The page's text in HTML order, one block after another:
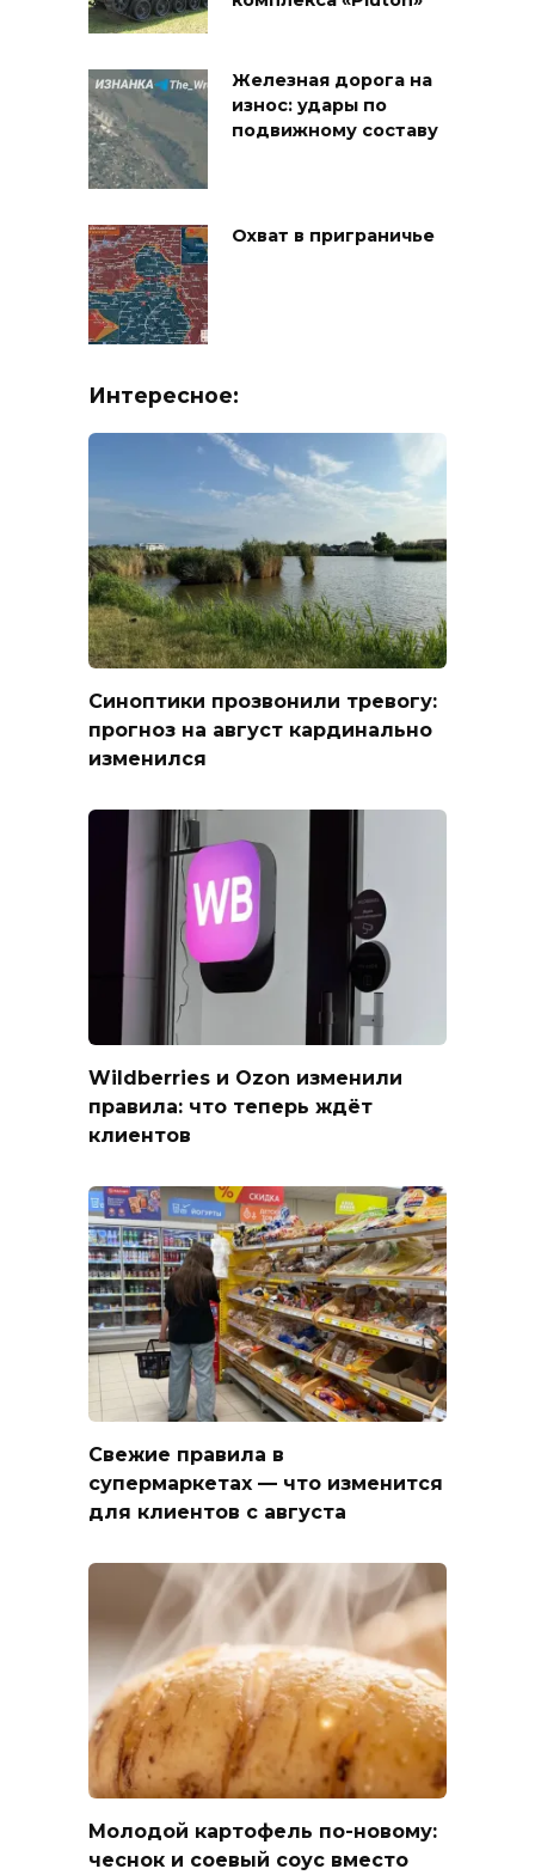
Железная дорога на
износ: удары по
подвижному составу
Охват в приграничье
Интересное:
Синоптики прозвонили тревогу:
прогноз на август кардинально
изменился
Wildberries и Ozon изменили
правила: что теперь ждёт
клиентов
Свежие правила в
супермаркетах — что изменится
для клиентов с августа
Молодой картофель по-новому:
чеснок и соевый соус вместо